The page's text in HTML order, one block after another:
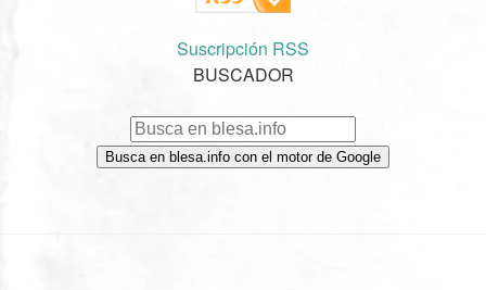
Suscripción RSS
BUSCADOR
Busca en blesa.info con el motor de Google